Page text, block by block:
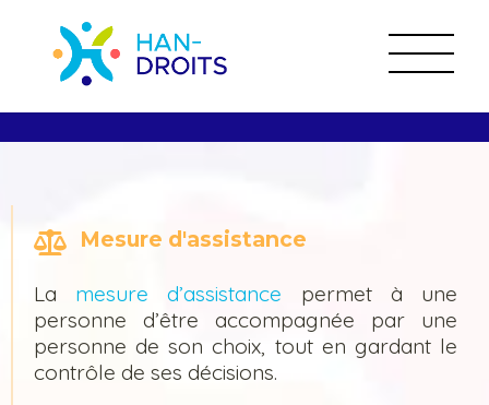
Mesure d'assistance
La mesure d’assistance permet à une
personne d’être accompagnée par une
personne de son choix, tout en gardant le
contrôle de ses décisions.